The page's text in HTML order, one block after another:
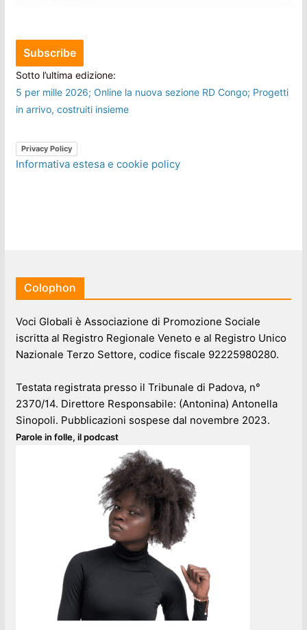
Sotto l’ultima edizione:
5 per mille 2026; Online la nuova sezione RD Congo; Progetti
in arrivo, costruiti insieme
Privacy Policy
Informativa estesa e cookie policy
Colophon
Voci Globali è Associazione di Promozione Sociale
iscritta al Registro Regionale Veneto e al Registro Unico
Nazionale Terzo Settore, codice fiscale 92225980280.
Testata registrata presso il Tribunale di Padova, n°
2370/14. Direttore Responsabile: (Antonina) Antonella
Sinopoli. Pubblicazioni sospese dal novembre 2023.
Parole in folle, il podcast